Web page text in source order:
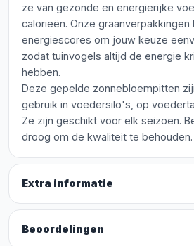
ze van gezonde en energierijke
calorieën. Onze graanverpakkingen
energiescores om jouw keuze
zodat tuinvogels altijd de energie
hebben.
Deze gepelde zonnebloempitten
gebruik in voedersilo's, op
Ze zijn geschikt voor elk seizoen.
droog om de kwaliteit te behouden.
Extra informatie
Beoordelingen